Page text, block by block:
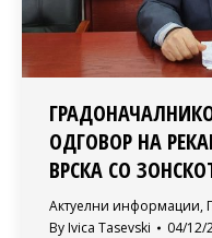
ОДГОВОР НА
ВРСКА СО
Актуелни информации,
By Ivica Tasevski 04/12/